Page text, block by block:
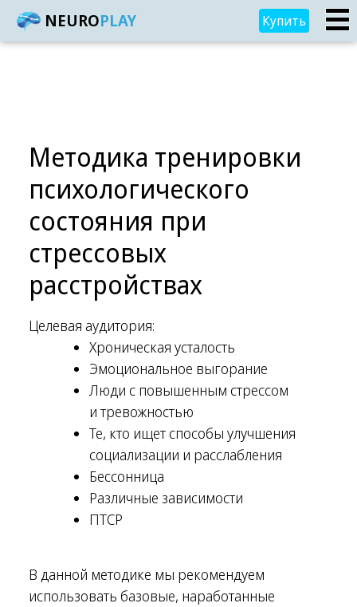
NEUROPLAY Купить
Методика тренировки
психологического
состояния при
стрессовых
расстройствах
Целевая аудитория:
Хроническая усталость
Эмоциональное выгорание
Люди с повышенным стрессом
и тревожностью
Те, кто ищет способы улучшения
социализации и расслабления
Бессонница
Различные зависимости
ПТСР
В данной методике мы рекомендуем
использовать базовые, наработанные